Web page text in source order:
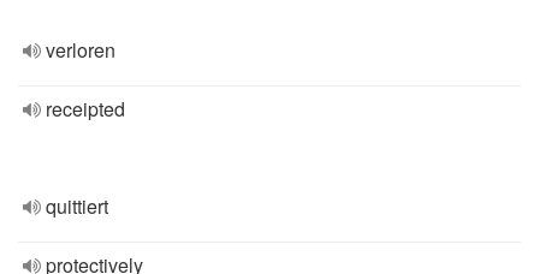
verloren
receipted
quittiert
protectively